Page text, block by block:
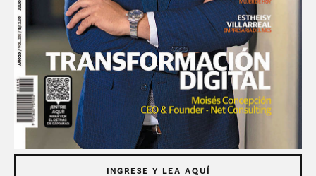
INGRESE Y LEA AQUÍ